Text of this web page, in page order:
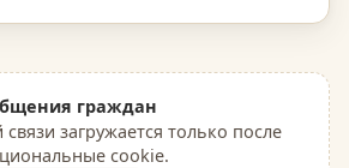
граждан
загружается только после
cookie.